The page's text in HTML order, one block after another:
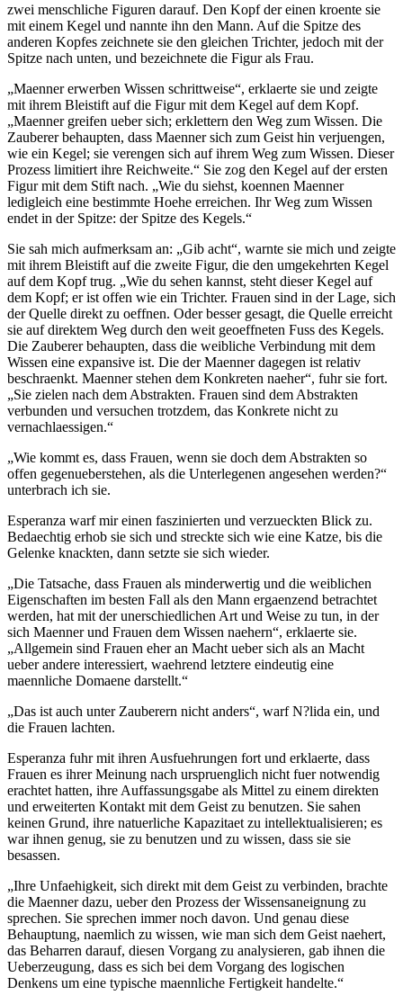
zwei menschliche Figuren darauf. Den Kopf der einen kroente sie
mit einem Kegel und nannte ihn den Mann. Auf die Spitze des
anderen Kopfes zeichnete sie den gleichen Trichter, jedoch mit der
Spitze nach unten, und bezeichnete die Figur als Frau.
„Maenner erwerben Wissen schrittweise“, erklaerte sie und zeigte
mit ihrem Bleistift auf die Figur mit dem Kegel auf dem Kopf.
„Maenner greifen ueber sich; erklettern den Weg zum Wissen. Die
Zauberer behaupten, dass Maenner sich zum Geist hin verjuengen,
wie ein Kegel; sie verengen sich auf ihrem Weg zum Wissen. Dieser
Prozess limitiert ihre Reichweite.“ Sie zog den Kegel auf der ersten
Figur mit dem Stift nach. „Wie du siehst, koennen Maenner
ledigleich eine bestimmte Hoehe erreichen. Ihr Weg zum Wissen
endet in der Spitze: der Spitze des Kegels.“
Sie sah mich aufmerksam an: „Gib acht“, warnte sie mich und zeigte
mit ihrem Bleistift auf die zweite Figur, die den umgekehrten Kegel
auf dem Kopf trug. „Wie du sehen kannst, steht dieser Kegel auf
dem Kopf; er ist offen wie ein Trichter. Frauen sind in der Lage, sich
der Quelle direkt zu oeffnen. Oder besser gesagt, die Quelle erreicht
sie auf direktem Weg durch den weit geoeffneten Fuss des Kegels.
Die Zauberer behaupten, dass die weibliche Verbindung mit dem
Wissen eine expansive ist. Die der Maenner dagegen ist relativ
beschraenkt. Maenner stehen dem Konkreten naeher“, fuhr sie fort.
„Sie zielen nach dem Abstrakten. Frauen sind dem Abstrakten
verbunden und versuchen trotzdem, das Konkrete nicht zu
vernachlaessigen.“
„Wie kommt es, dass Frauen, wenn sie doch dem Abstrakten so
offen gegenueberstehen, als die Unterlegenen angesehen werden?“
unterbrach ich sie.
Esperanza warf mir einen faszinierten und verzueckten Blick zu.
Bedaechtig erhob sie sich und streckte sich wie eine Katze, bis die
Gelenke knackten, dann setzte sie sich wieder.
„Die Tatsache, dass Frauen als minderwertig und die weiblichen
Eigenschaften im besten Fall als den Mann ergaenzend betrachtet
werden, hat mit der unerschiedlichen Art und Weise zu tun, in der
sich Maenner und Frauen dem Wissen naehern“, erklaerte sie.
„Allgemein sind Frauen eher an Macht ueber sich als an Macht
ueber andere interessiert, waehrend letztere eindeutig eine
maennliche Domaene darstellt.“
„Das ist auch unter Zauberern nicht anders“, warf N?lida ein, und
die Frauen lachten.
Esperanza fuhr mit ihren Ausfuehrungen fort und erklaerte, dass
Frauen es ihrer Meinung nach urspruenglich nicht fuer notwendig
erachtet hatten, ihre Auffassungsgabe als Mittel zu einem direkten
und erweiterten Kontakt mit dem Geist zu benutzen. Sie sahen
keinen Grund, ihre natuerliche Kapazitaet zu intellektualisieren; es
war ihnen genug, sie zu benutzen und zu wissen, dass sie sie
besassen.
„Ihre Unfaehigkeit, sich direkt mit dem Geist zu verbinden, brachte
die Maenner dazu, ueber den Prozess der Wissensaneignung zu
sprechen. Sie sprechen immer noch davon. Und genau diese
Behauptung, naemlich zu wissen, wie man sich dem Geist naehert,
das Beharren darauf, diesen Vorgang zu analysieren, gab ihnen die
Ueberzeugung, dass es sich bei dem Vorgang des logischen
Denkens um eine typische maennliche Fertigkeit handelte.“